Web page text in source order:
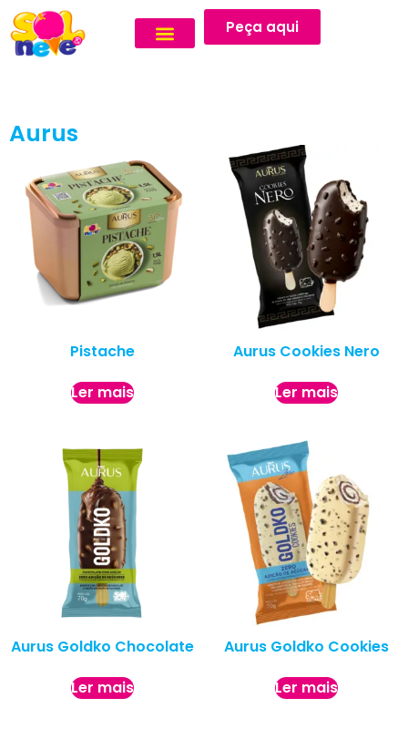
Peça aqui
Aurus
Pistache
Ler mais
Aurus Cookies Nero
Ler mais
Aurus Goldko Chocolate
Ler mais
Aurus Goldko Cookies
Ler mais